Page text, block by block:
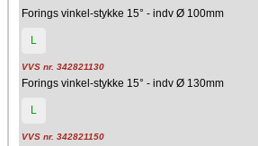
Forings vinkel-stykke 15° - indv Ø 100mm
L
VVS nr. 342821130
Forings vinkel-stykke 15° - indv Ø 130mm
L
VVS nr. 342821150